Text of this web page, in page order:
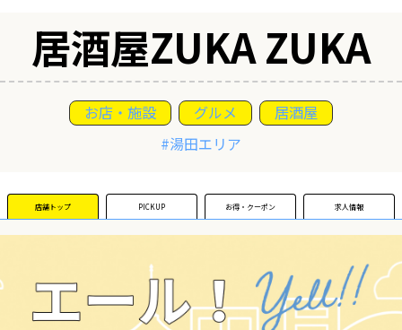
求人情報
お得
新規登録の事業者の皆様
イベント情報の掲載はこちら
居酒屋ZUKA ZUKA
お店・施設 グルメ
居酒屋
#湯田エリア
店舗トップ PICKUP お得・クーポン 求人情報